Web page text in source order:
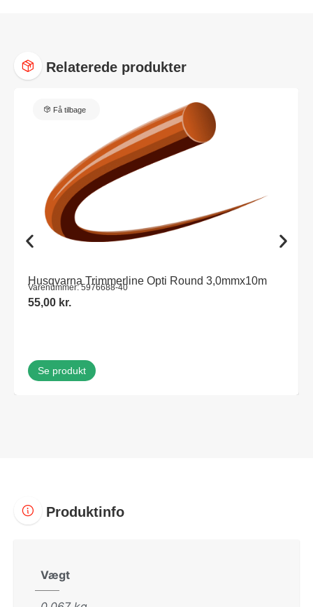
Relaterede produkter
Få tilbage
Husqvarna Trimmerline Opti Round 3,0mmx10m
Varenummer: 5976688-40
55,00 kr.
Se produkt
Produktinfo
Vægt